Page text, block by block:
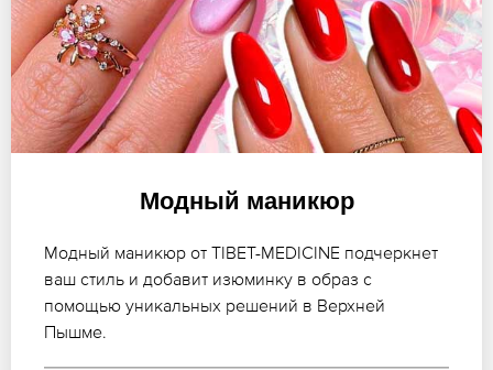
Модный маникюр
Модный маникюр от TIBET-MEDICINE подчеркнет
ваш стиль и добавит изюминку в образ с
помощью уникальных решений в Верхней
Пышме.